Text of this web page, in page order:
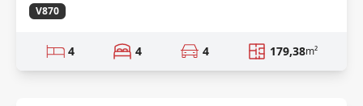
V870
4 4 4 179,38m²